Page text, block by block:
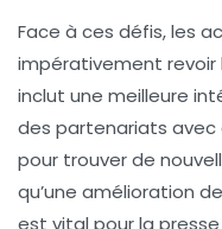
Face à ces défis, les
impérativement
inclut une meilleure
des partenariats
pour trouver de
qu’une amélioration
est vital pour la